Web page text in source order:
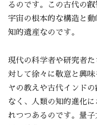
るのです。この古代の
宇宙の根本的な構造と
知的遺産なのです。
現代の科学者や研究者
対して徐々に敬意と興
ヤの教えや古代インド
なく、人類の知的進化
れつつあるのです。量